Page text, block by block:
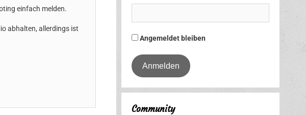
einfach melden.
abhalten, allerdings ist
Angemeldet bleiben
Community